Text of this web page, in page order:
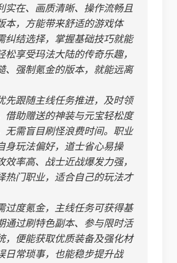
实在、画质清晰、操作流畅且
本，方能带来舒适的游戏体
纠结选择，掌握基础技巧就能
松享受玛法大陆的传奇乐趣，
、强制氪金的版本，就能远离
先跟随主线任务推进，及时领
借助赠送的神装与元宝轻松度
无需盲目刷怪浪费时间。职业
身玩法偏好，道士省心易操
效率高、战士近战爆发力强，
热门职业，适合自己的玩法才
过度氪金，主线任务可获得基
通过刷特色副本、参与限时活
，便能获取优质装备及强化材
日常琐事，也能稳步提升战